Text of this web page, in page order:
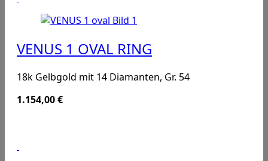
VENUS 1 OVAL RING
18k Gelbgold mit 14 Diamanten, Gr. 54
1.154,00€